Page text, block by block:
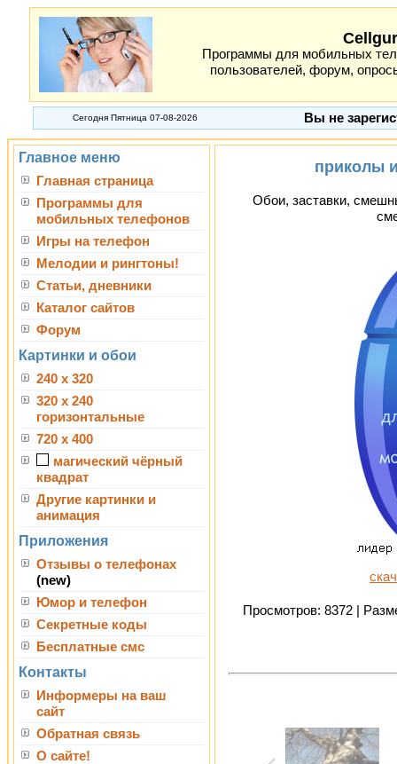
Программы для мобильных
пользователей, форум,
Сегодня Пятница 07-08-2026 Вы не
Главное меню
Главная страница
Программы для
мобильных телефонов
Игры на телефон
Мелодии и рингтоны!
Статьи, дневники
Каталог сайтов
Форум
Картинки и обои
240 x 320
320 x 240
горизонтальные
720 x 400
магический чёрный
квадрат
Другие картинки и
анимация
Приложения
Отзывы о телефонах
(new)
Юмор и телефон
Секретные коды
Бесплатные смс
Контакты
Информеры на ваш
сайт
Обратная связь
О сайте!
приколы
Обои, заставки,
Просмотров: 8372 |